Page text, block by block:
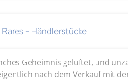
Rares - Händlerstücke
Geheimnis gelüftet, und
nach dem Verkauf mit